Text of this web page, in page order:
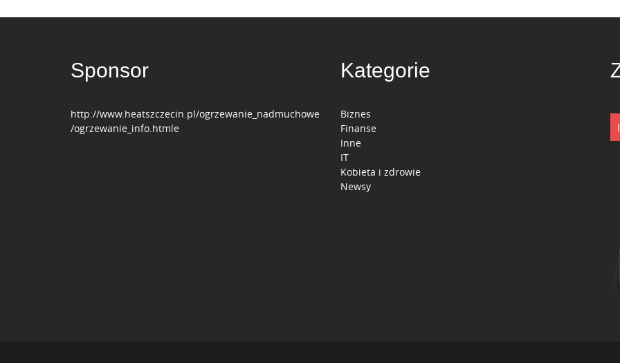
t
Sponsor
http://www.heatszczecin.pl/ogrzewanie_nadmuchowe
/ogrzewanie_info.htmle
Kategorie
Biznes
Finanse
Inne
IT
Kobieta i zdrowie
Newsy